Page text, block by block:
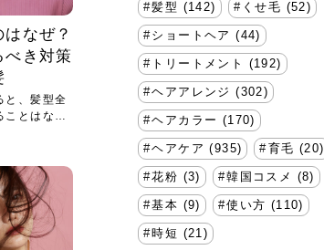
なぜ？
き対策
と、髪型全
ことはない
髪型 (142) くせ毛 (52)
ショートヘア (44)
トリートメント (192)
ヘアアレンジ (302)
ヘアカラー (170)
ヘアケア (935) 育毛 (20)
花粉 (3) 韓国コスメ (8)
基本 (9) 使い方 (110)
時短 (21)